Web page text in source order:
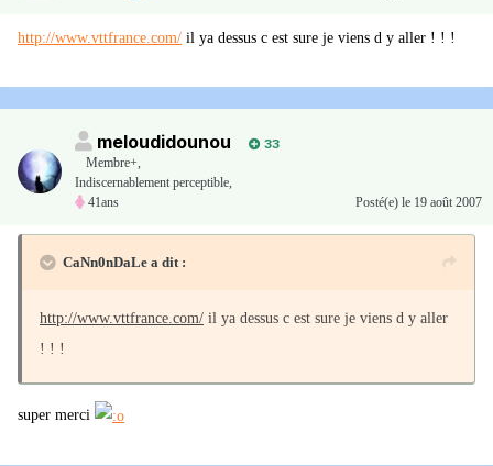
http://www.vttfrance.com/ il ya dessus c est sure je viens d y aller ! ! !
meloudidounou
33
Membre+,
Indiscernablement perceptible,
41ans
Posté(e) le 19 août 2007
CaNn0nDaLe a dit :
http://www.vttfrance.com/ il ya dessus c est sure je viens d y aller
! ! !
super merci